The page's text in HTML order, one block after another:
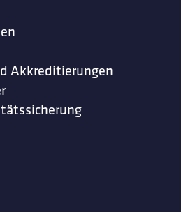
Akkreditierungen